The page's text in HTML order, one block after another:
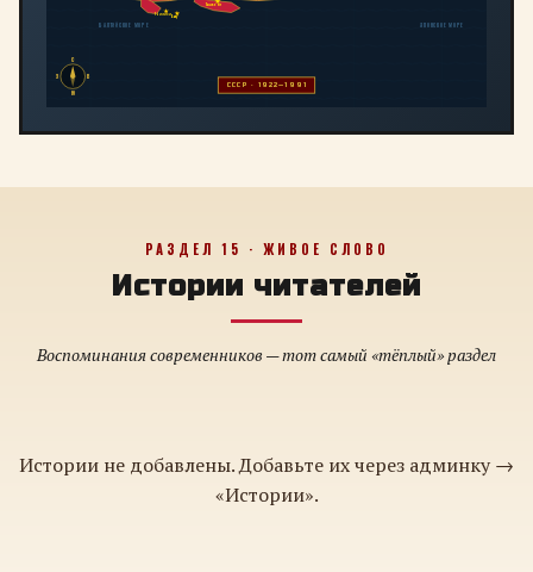
Ташкент
ТбилисиБаку
С
Ю
З
В
СССР · 1922—1991
БАЛТИЙСКОЕ МОРЕ ЯПОНСКОЕ МОРЕ
РАЗДЕЛ 15 · ЖИВОЕ СЛОВО
Истории читателей
Воспоминания современников — тот самый «тёплый» раздел
Истории не добавлены. Добавьте их через админку →
«Истории».